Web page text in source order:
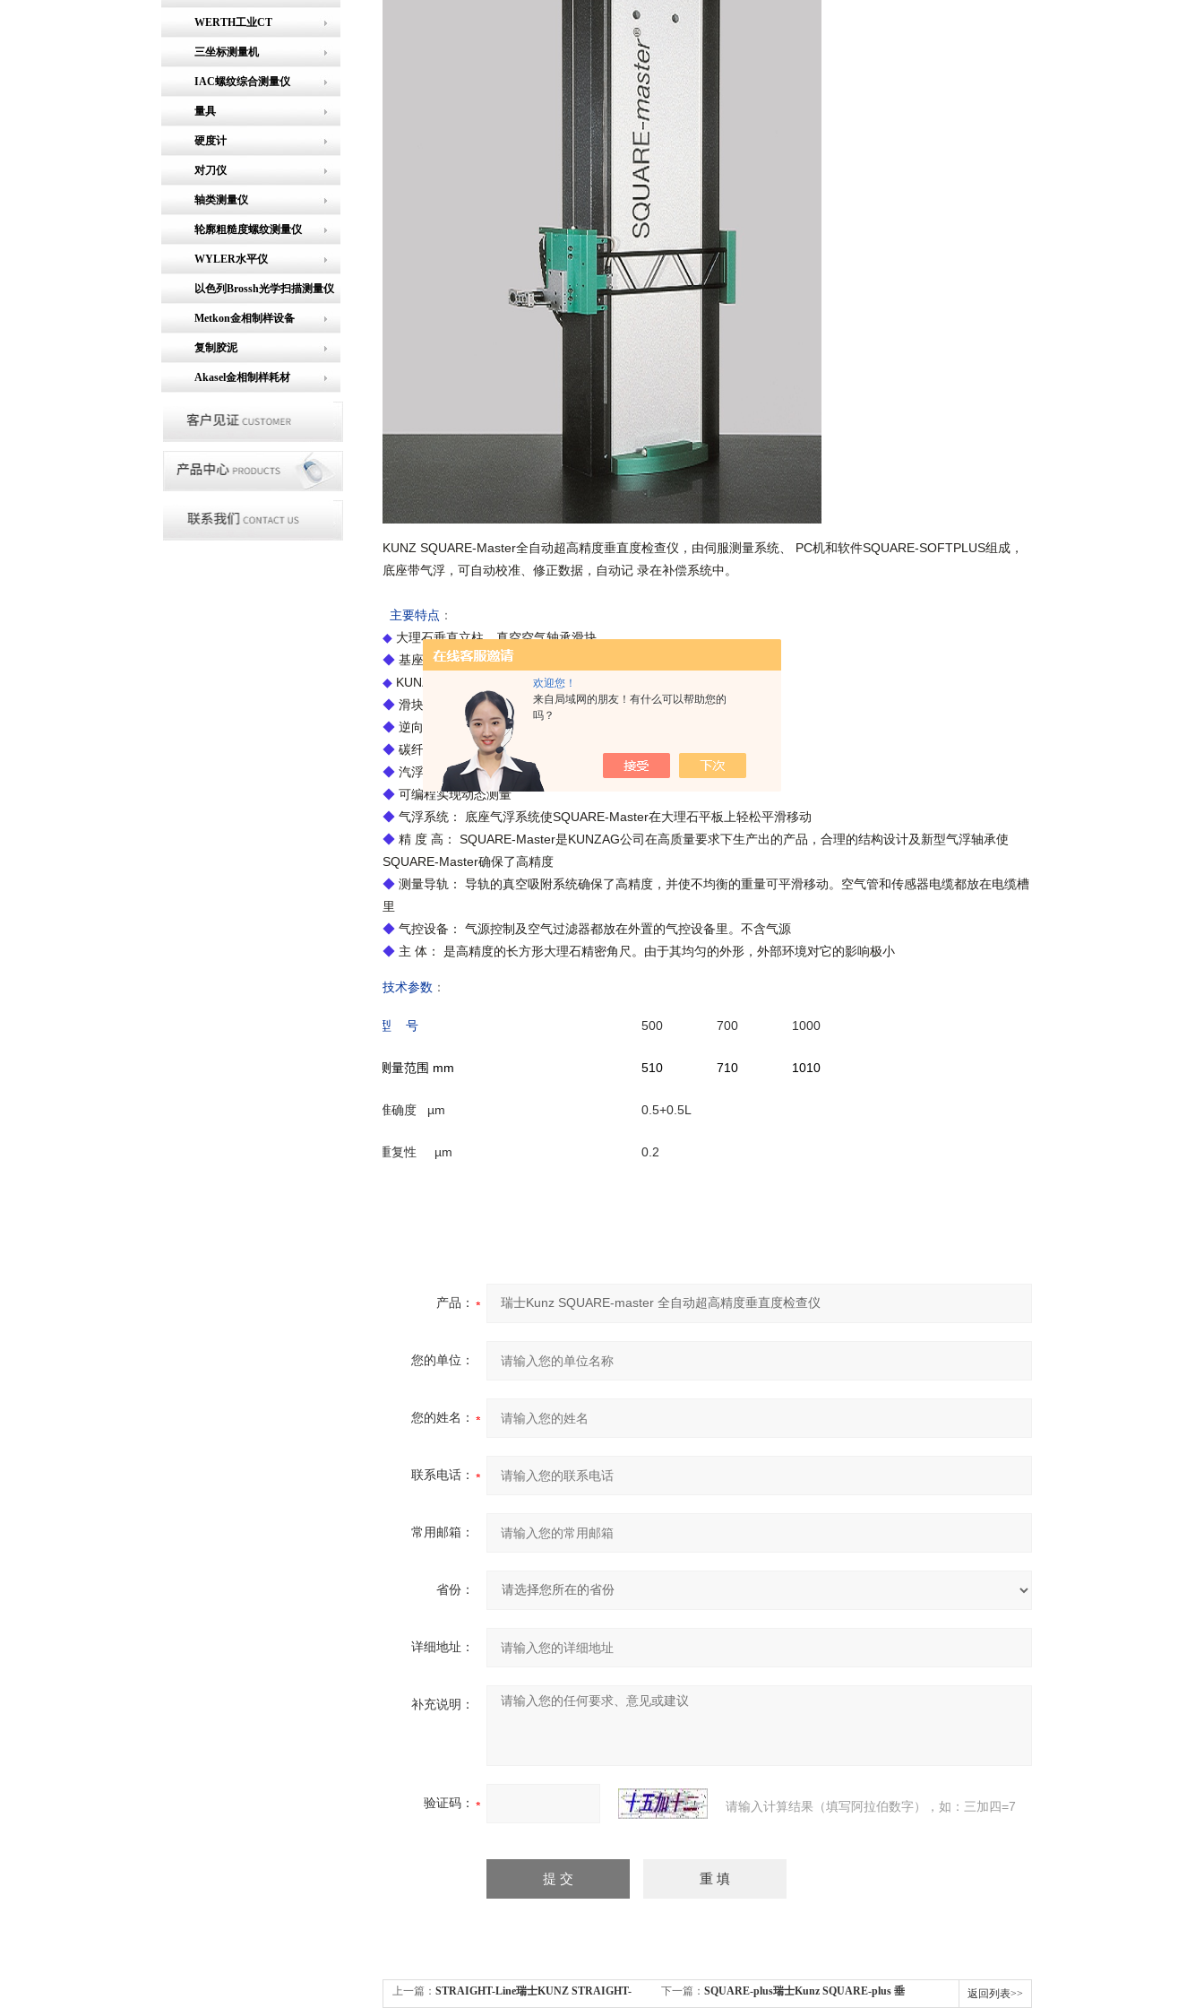
欢迎您！
来自局域网的朋友！有什么可以帮助您的
吗？
WERTH工业CT
三坐标测量机
IAC螺纹综合测量仪
量具
硬度计
对刀仪
轴类测量仪
轮廓粗糙度螺纹测量仪
WYLER水平仪
以色列Brossh光学扫描测量仪
Metkon金相制样设备
复制胶泥
Akasel金相制样耗材
KUNZ SQUARE-Master全自动超高精度垂直度检查仪，由伺服测量系统、 PC机和软件SQUARE-SOFTPLUS组成，
底座带气浮，可自动校准、修正数据，自动记 录在补偿系统中。
主要特点 ：
◆ 大理石垂直立柱，真空空气轴承滑块。
◆ 基座和导向面经过抛光加工，精度zui高。
◆ KUNZ真空空气轴承，使滑块座靠在恒定的垂直导运行。
◆ 滑块单元是伺服电机 PC控制。
◆ 逆向标定方法，修正数据自动记录在补偿系统中。
◆ 碳纤维传感器延长杆，确保可靠的反向校正
◆ 汽浮减震系统集成到大理石基面
◆ 可编程实现动态测量
◆ 气浮系统： 底座气浮系统使SQUARE-Master在大理石平板上轻松平滑移动
◆ 精 度 高： SQUARE-Master是KUNZAG公司在高质量要求下生产出的产品，合理的结构设计及新型气浮轴承使
SQUARE-Master确保了高精度
◆ 测量导轨： 导轨的真空吸附系统确保了高精度，并使不均衡的重量可平滑移动。空气管和传感器电缆都放在电缆槽
里
◆ 气控设备： 气源控制及空气过滤器都放在外置的气控设备里。不含气源
◆ 主 体： 是高精度的长方形大理石精密角尺。由于其均匀的外形，外部环境对它的影响极小
技术参数 ：
型 号 500 700 1000
测量范围 mm 510 710 1010
准确度µm 0.5+0.5L
重复性 µm 0.2
产品：
您的单位：
您的姓名：
联系电话：
常用邮箱：
省份：
详细地址：
补充说明：
验证码： 请输入计算结果（填写阿拉伯数字），如：三加四=7
上一篇： STRAIGHT-Line瑞士KUNZ STRAIGHT-
下一篇： SQUARE-plus瑞士Kunz SQUARE-plus 垂
返回列表>>